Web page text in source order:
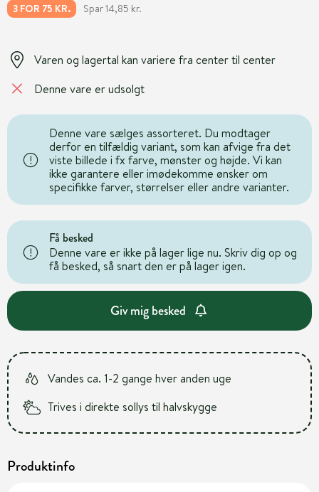
3 FOR 75 KR. Spar 14,85 kr.
Varen og lagertal kan variere fra center til center
Denne vare er udsolgt
Denne vare sælges assorteret. Du modtager
derfor en tilfældig variant, som kan afvige fra det
viste billede i fx farve, mønster og højde. Vi kan
ikke garantere eller imødekomme ønsker om
specifikke farver, størrelser eller andre varianter.
Få besked
Denne vare er ikke på lager lige nu. Skriv dig op og
få besked, så snart den er på lager igen.
Giv mig besked
Vandes ca. 1-2 gange hver anden uge
Trives i direkte sollys til halvskygge
Produktinfo